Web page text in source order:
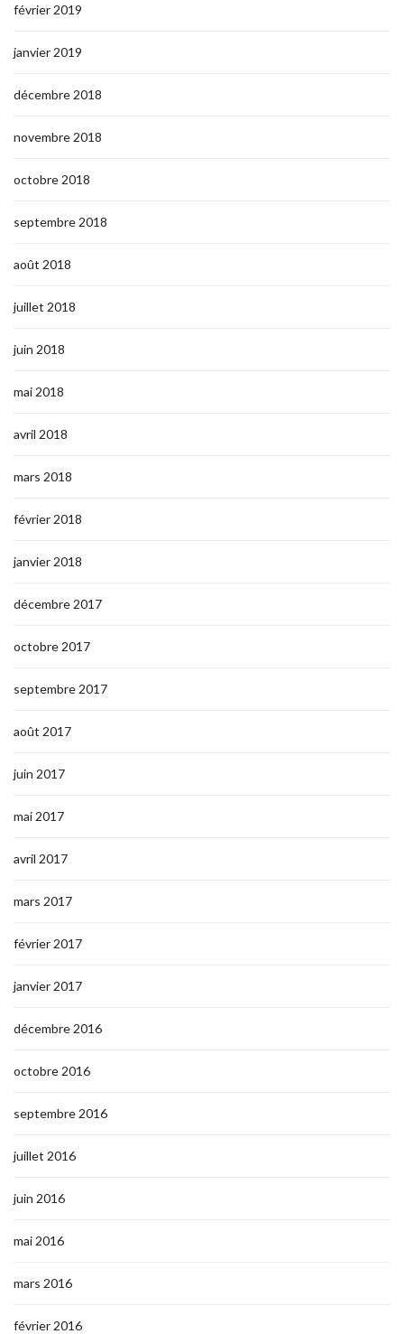
février 2019
janvier 2019
décembre 2018
novembre 2018
octobre 2018
septembre 2018
août 2018
juillet 2018
juin 2018
mai 2018
avril 2018
mars 2018
février 2018
janvier 2018
décembre 2017
octobre 2017
septembre 2017
août 2017
juin 2017
mai 2017
avril 2017
mars 2017
février 2017
janvier 2017
décembre 2016
octobre 2016
septembre 2016
juillet 2016
juin 2016
mai 2016
mars 2016
février 2016